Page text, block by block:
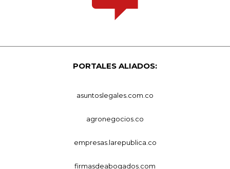
PORTALES ALIADOS:
asuntoslegales.com.co
agronegocios.co
empresas.larepublica.co
firmasdeabogados.com